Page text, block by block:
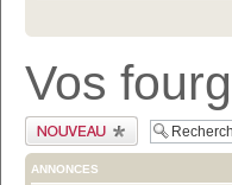
Vos
Publier un nouveau
sujet
ANNONCES